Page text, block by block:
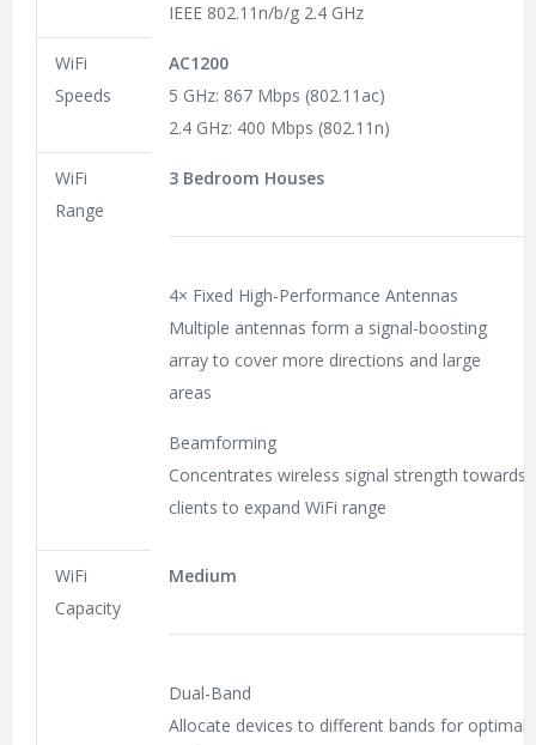
IEEE 802.11n/b/g 2.4 GHz
WiFi
Speeds
AC1200
5 GHz: 867 Mbps (802.11ac)
2.4 GHz: 400 Mbps (802.11n)
WiFi
Range
3 Bedroom Houses
4× Fixed High-Performance Antennas
Multiple antennas form a signal-boosting
array to cover more directions and large
areas
Beamforming
Concentrates wireless signal strength towards
clients to expand WiFi range
WiFi
Capacity
Medium
Dual-Band
Allocate devices to different bands for optimal